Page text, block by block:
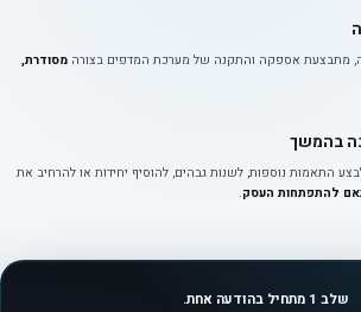
מתבצעת אספקה והתקנה של מערכת המדפים בצורה מסודרת,
בהמשך
התאמות נוספות, לשנות גבהים, להוסיף יחידות או להרחיב את
להתפתחות העסק.
שלב 1 מתחיל בהודעה אחת.